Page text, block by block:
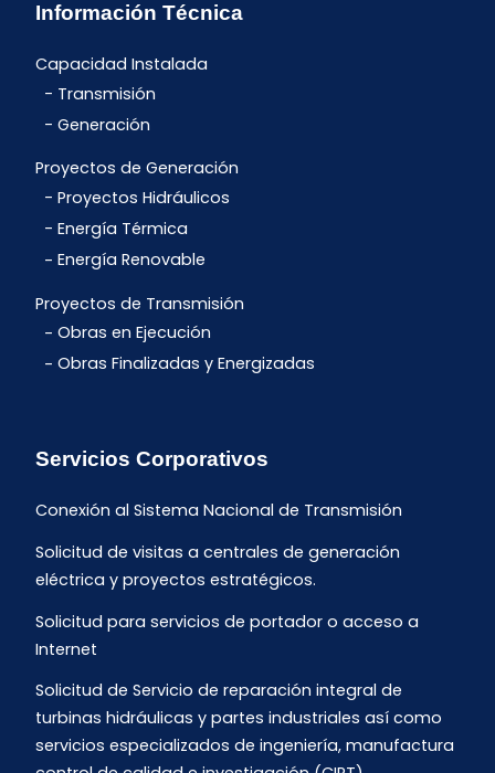
Información Técnica
Capacidad Instalada
Transmisión
Generación
Proyectos de Generación
Proyectos Hidráulicos
Energía Térmica
Energía Renovable
Proyectos de Transmisión
Obras en Ejecución
Obras Finalizadas y Energizadas
Servicios Corporativos
Conexión al Sistema Nacional de Transmisión
Solicitud de visitas a centrales de generación
eléctrica y proyectos estratégicos.
Solicitud para servicios de portador o acceso a
Internet
Solicitud de Servicio de reparación integral de
turbinas hidráulicas y partes industriales así como
servicios especializados de ingeniería, manufactura